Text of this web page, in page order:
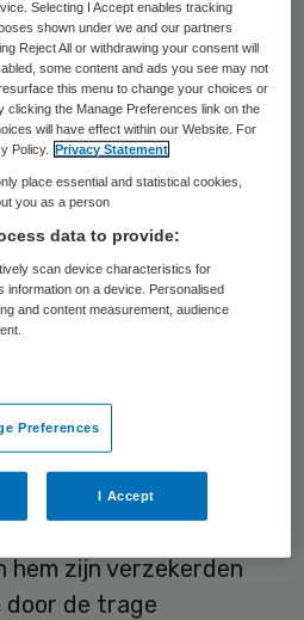
grote achterstand bij
geleverde zorg, aldus
nog niet de helft van de
te hebben.
6 van de 92
in staat” om de in
nu al te factureren. De
samen met een
Volgens
ziekenhuizen niet om
hem zijn verzekerden
door de trage
Selecting I Accept enables tracking
shown under we and our partners
Reject All or withdrawing your consent will
some content and ads you see may not
this menu to change your choices or
clicking the Manage Preferences link on the
will have effect within our Website. For
Policy.
Privacy Statement
place essential and statistical cookies,
you as a person
data to provide:
scan device characteristics for
information on a device. Personalised
and content measurement, audience
Preferences
I Accept